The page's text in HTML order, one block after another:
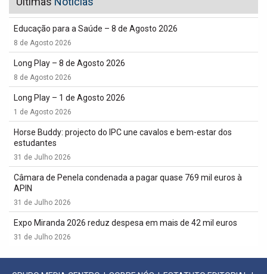
Educação para a Saúde – 8 de Agosto 2026
8 de Agosto 2026
Long Play – 8 de Agosto 2026
8 de Agosto 2026
Long Play – 1 de Agosto 2026
1 de Agosto 2026
Horse Buddy: projecto do IPC une cavalos e bem-estar dos
estudantes
31 de Julho 2026
Câmara de Penela condenada a pagar quase 769 mil euros à
APIN
31 de Julho 2026
Expo Miranda 2026 reduz despesa em mais de 42 mil euros
31 de Julho 2026